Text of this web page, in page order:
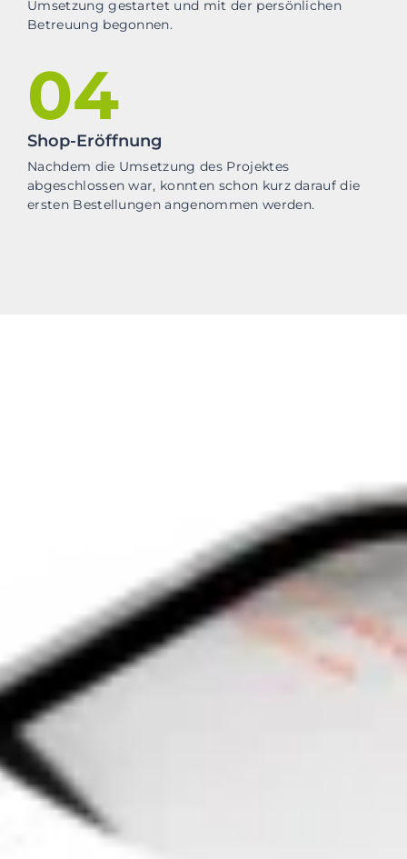
Umsetzung gestartet und mit der persönlichen
Betreuung begonnen.
04
Shop-Eröffnung
Nachdem die Umsetzung des Projektes
abgeschlossen war, konnten schon kurz darauf die
ersten Bestellungen angenommen werden.